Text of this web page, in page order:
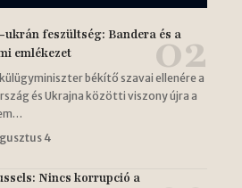
feszültség: Bandera és a
emlékezet
békítő szavai ellenére a
és Ukrajna közötti viszony újra a
4
Nincs korrupció a